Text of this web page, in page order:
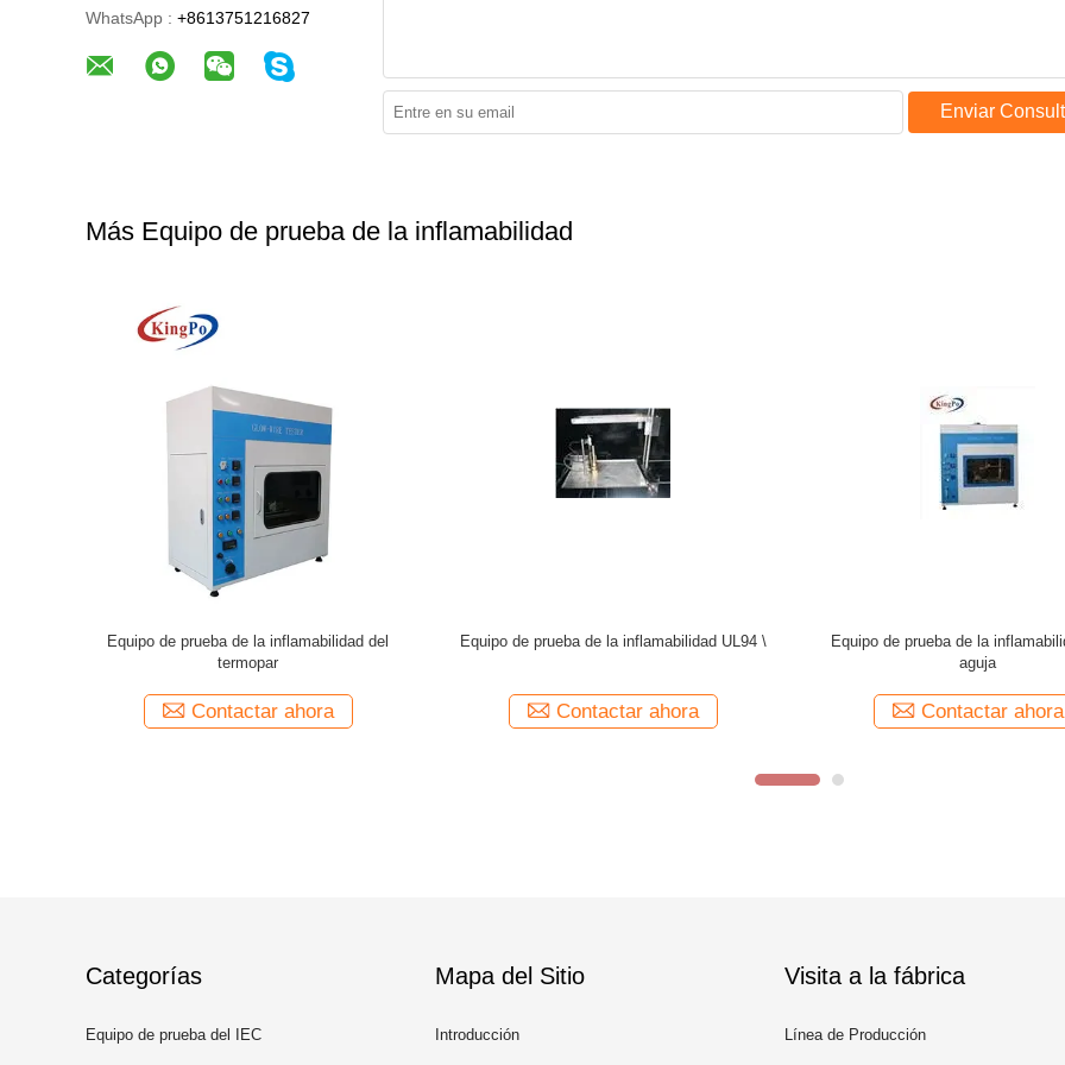
WhatsApp : +8613751216827
Enviar
Más Equipo de prueba de la inflamabilidad
ajuste del flujómetro del aparato de la prueba
de la llama de la aguja de 220V 50Hz Ф0.9mm
Contactar ahora
Parte inferior superficial de la boca del fuego
Contactar ahora
aparato de la prueba del
resplandor de 1kVA 220V 50Hz
Contactar ahora
Categorías
Equipo de prueba del IEC
Mapa del Sitio
Introducción
Visita a la fábrica
Línea de Producción